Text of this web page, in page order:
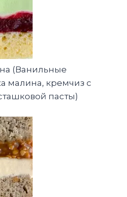
(Ванильные
малина, кремчиз с
пасты)